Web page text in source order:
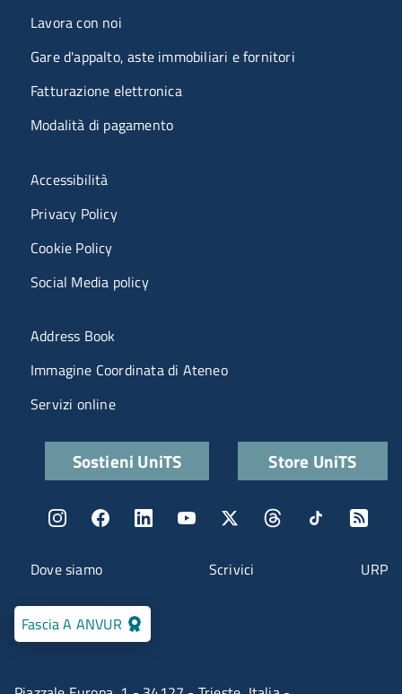
Fascia A ANVUR
Menu contatti
Dove siamo Scrivici URP
Lavora con noi
Gare d'appalto, aste immobiliari e fornitori
Fatturazione elettronica
Modalità di pagamento
Menù riferimenti
Accessibilità
Privacy Policy
Cookie Policy
Social Media policy
Menu portale
Address Book
Immagine Coordinata di Ateneo
Servizi online
Quick linksSostieni UniTS Store UniTS
Menu social